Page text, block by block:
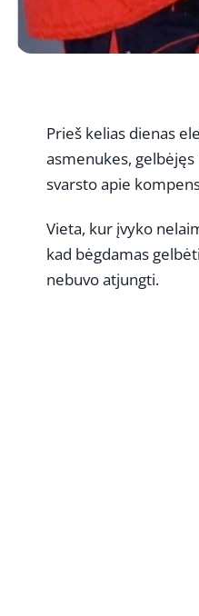
Prieš kelias dienas
asmenukes,
svarsto apie
Vieta, kur įvyko
kad bėgdamas
nebuvo atjungti.